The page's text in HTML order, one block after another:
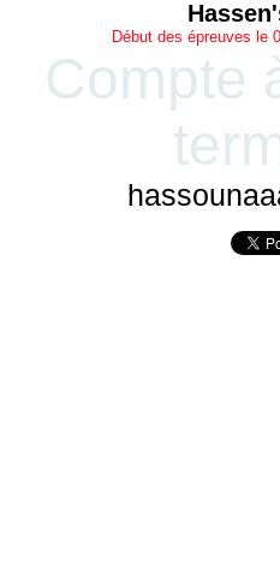
Début des épreuves le
Compte